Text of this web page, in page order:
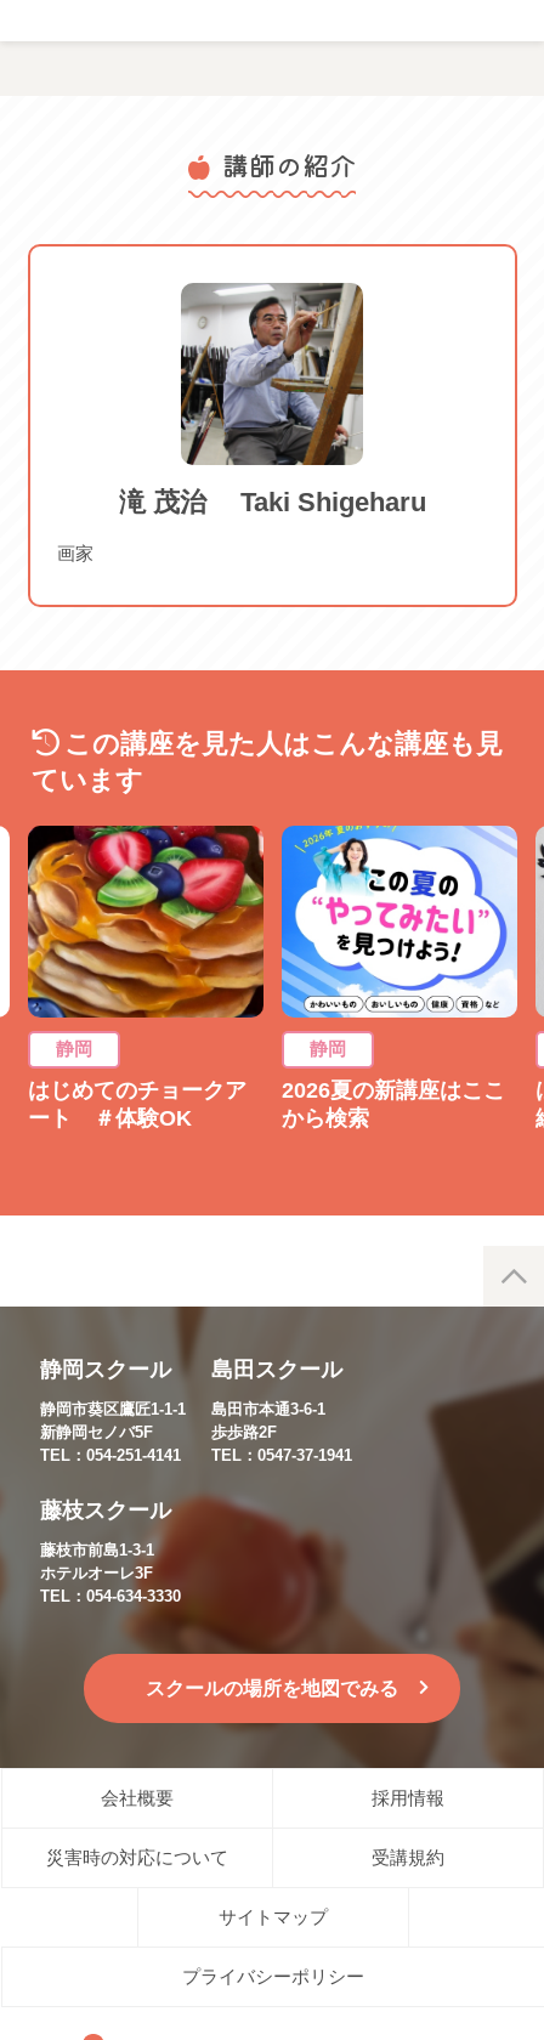
講師の紹介
滝 茂治 Taki Shigeharu
画家
この講座を見た人はこんな講座も見
ています
静岡
はじめてのチョークア
ート ＃体験OK
静岡
2026夏の新講座はここ
から検索
静岡スクール
静岡市葵区鷹匠1-1-1
新静岡セノバ5F
TEL：054-251-4141
島田スクール
島田市本通3-6-1
歩歩路2F
TEL：0547-37-1941
藤枝スクール
藤枝市前島1-3-1
ホテルオーレ3F
TEL：054-634-3330
スクールの場所を地図でみる
会社概要 採用情報
災害時の対応について 受講規約
サイトマップ
プライバシーポリシー